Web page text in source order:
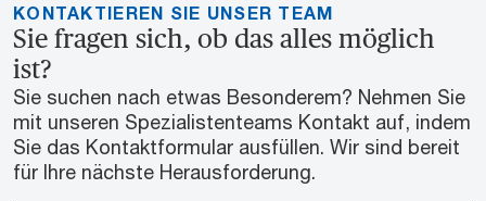
KONTAKTIEREN SIE UNSER TEAM
Sie fragen sich, ob das alles möglich
ist?
Sie suchen nach etwas Besonderem? Nehmen Sie
mit unseren Spezialistenteams Kontakt auf, indem
Sie das Kontaktformular ausfüllen. Wir sind bereit
für Ihre nächste Herausforderung.